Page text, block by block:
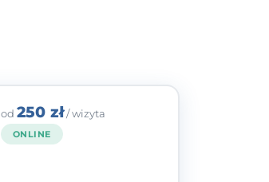
od 250 zł/ wizyta
ONLINE